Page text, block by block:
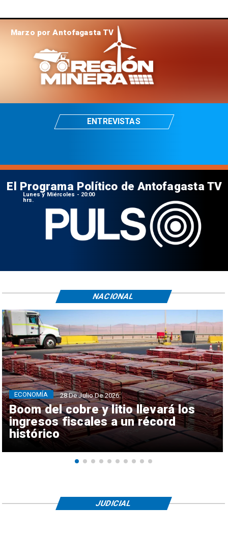
Marzo por Antofagasta TV
ENTREVISTAS
El Programa Político de Antofagasta TV
Lunes y Miércoles - 20:00
hrs.
Boom del cobre y litio llevará los
ingresos fiscales a un récord
histórico
ECONOMÍA 28 De Julio De 2026
NACIONAL
JUDICIAL